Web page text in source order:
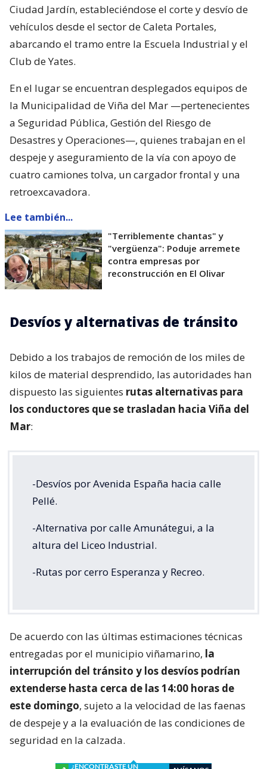
Ciudad Jardín, estableciéndose el corte y desvío de
vehículos desde el sector de Caleta Portales,
abarcando el tramo entre la Escuela Industrial y el
Club de Yates.
En el lugar se encuentran desplegados equipos de
la Municipalidad de Viña del Mar —pertenecientes
a Seguridad Pública, Gestión del Riesgo de
Desastres y Operaciones—, quienes trabajan en el
despeje y aseguramiento de la vía con apoyo de
cuatro camiones tolva, un cargador frontal y una
retroexcavadora.
Lee también...
"Terriblemente chantas" y
"vergüenza": Poduje arremete
contra empresas por
reconstrucción en El Olivar
Desvíos y alternativas de tránsito
Debido a los trabajos de remoción de los miles de
kilos de material desprendido, las autoridades han
dispuesto las siguientes rutas alternativas para
los conductores que se trasladan hacia Viña del
Mar:
-Desvíos por Avenida España hacia calle
Pellé.
-Alternativa por calle Amunátegui, a la
altura del Liceo Industrial.
-Rutas por cerro Esperanza y Recreo.
De acuerdo con las últimas estimaciones técnicas
entregadas por el municipio viñamarino, la
interrupción del tránsito y los desvíos podrían
extenderse hasta cerca de las 14:00 horas de
este domingo, sujeto a la velocidad de las faenas
de despeje y a la evaluación de las condiciones de
seguridad en la calzada.
¿ENCONTRASTE UN